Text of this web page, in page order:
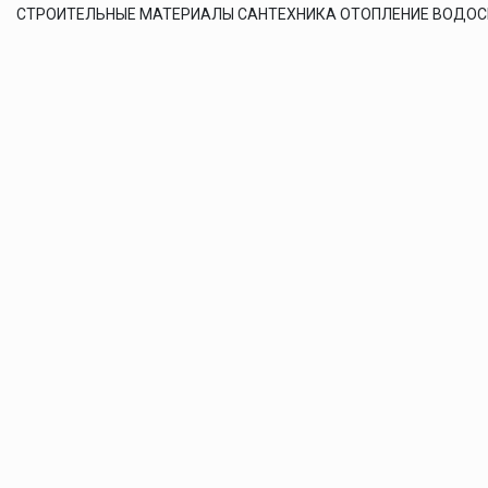
СТРОИТЕЛЬНЫЕ МАТЕРИАЛЫ САНТЕХНИКА ОТОПЛЕНИЕ